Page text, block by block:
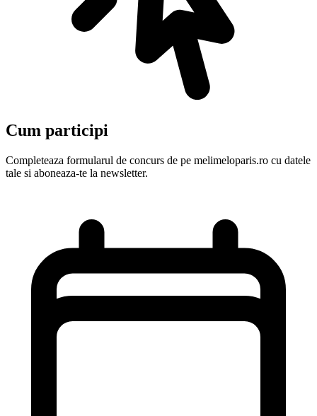
Cum participi
Completeaza formularul de concurs de pe melimeloparis.ro cu datele
tale si aboneaza-te la newsletter.